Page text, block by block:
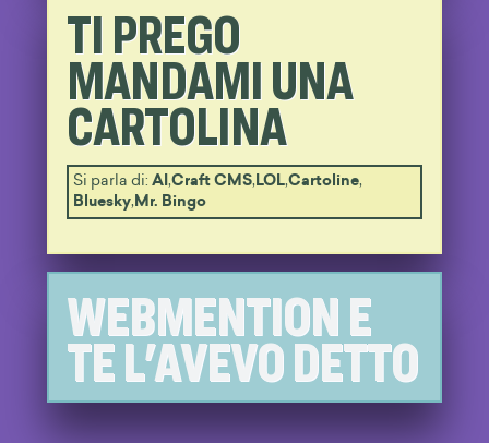
TI PREGO
MANDAMI UNA
CARTOLINA
Si parla di: AI,Craft CMS,LOL,Cartoline,
Bluesky,Mr. Bingo
WEBMENTION E
TE L'AVEVO DETTO